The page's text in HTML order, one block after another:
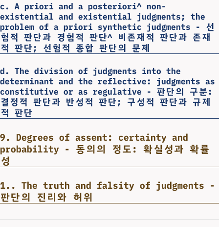
c. A priori and a posteriori^ non-
existential and existential judgments; the
problem of a priori synthetic judgments - 선
험적 판단과 경험적 판단^ 비존재적 판단과 존재
적 판단; 선험적 종합 판단의 문제
d. The division of judgments into the
determinant and the reflective: judgments as
constitutive or as regulative - 판단의 구분:
결정적 판단과 반성적 판단; 구성적 판단과 규제
적 판단
9. Degrees of assent: certainty and
probability - 동의의 정도: 확실성과 확률
성
1.. The truth and falsity of judgments -
판단의 진리와 허위